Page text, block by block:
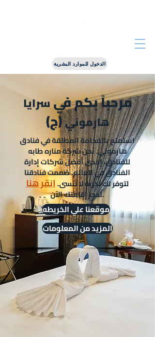
الدخول للموارد البشرية
مرحباً بكم فيسرايا
هارموني(ج)
استمتع بالفخامة المطلقة في فنادق
هارموني. نحن شركة مناره طابه
للفنادق، إحدى أفضل شركات إدارة
الفنادق في العالم. صُممت فنادقنا
لتوفر لك تجربة لا تُنسى.انقر هنا
لحجز إقامتك الآن.
موقعنا علي الخريطه
المزيد من المعلومات